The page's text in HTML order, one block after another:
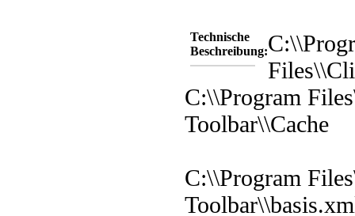
Technische
Beschreibung:
C:\\Program
Toolbar\\Cache
C:\\Program